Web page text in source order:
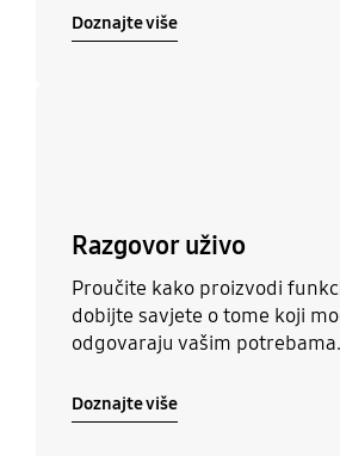
Doznajte više
Razgovor uživo
Proučite kako proizvodi
dobijte savjete o tome koji
odgovaraju vašim potrebama.
Doznajte više